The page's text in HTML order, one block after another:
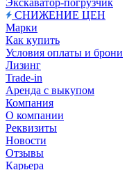
Экскаватор-погрузчик
СНИЖЕНИЕ ЦЕН
Марки
Как купить
Условия оплаты и брони
Лизинг
Trade-in
Аренда с выкупом
Компания
О компании
Реквизиты
Новости
Отзывы
Карьера